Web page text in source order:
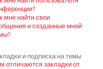
мне найти свои
и созданные мной
и подписка на темы
отличаются закладки от